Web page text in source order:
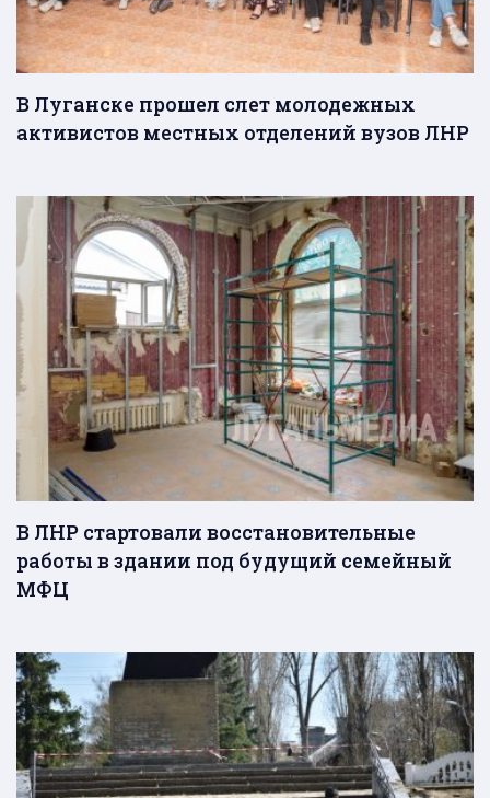
В Луганске прошел слет молодежных
активистов местных отделений вузов ЛНР
В ЛНР стартовали восстановительные
работы в здании под будущий семейный
МФЦ